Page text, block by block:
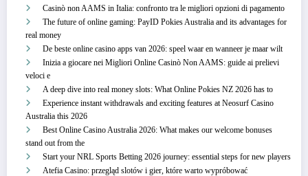
Casinò non AAMS in Italia: confronto tra le migliori opzioni di pagamento
The future of online gaming: PayID Pokies Australia and its advantages for
real money
De beste online casino apps van 2026: speel waar en wanneer je maar wilt
Inizia a giocare nei Migliori Online Casinò Non AAMS: guide ai prelievi
veloci e
A deep dive into real money slots: What Online Pokies NZ 2026 has to
Experience instant withdrawals and exciting features at Neosurf Casino
Australia this 2026
Best Online Casino Australia 2026: What makes our welcome bonuses
stand out from the
Start your NRL Sports Betting 2026 journey: essential steps for new players
Atefia Casino: przegląd slotów i gier, które warto wypróbować